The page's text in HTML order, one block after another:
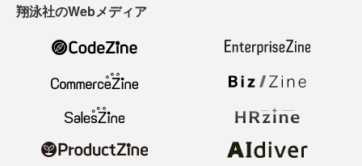
翔泳社のWebメディア